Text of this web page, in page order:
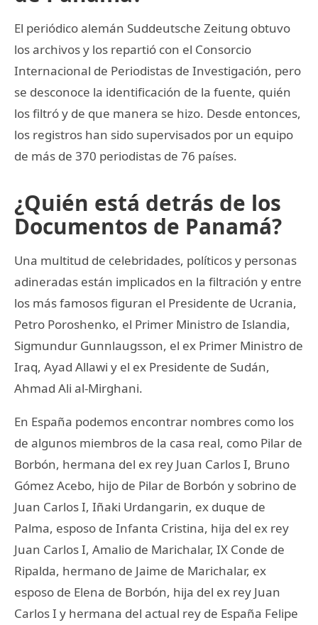
El periódico alemán Suddeutsche Zeitung obtuvo
los archivos y los repartió con el Consorcio
Internacional de Periodistas de Investigación, pero
se desconoce la identificación de la fuente, quién
los filtró y de que manera se hizo. Desde entonces,
los registros han sido supervisados por un equipo
de más de 370 periodistas de 76 países.
¿Quién está detrás de los
Documentos de Panamá?
Una multitud de celebridades, políticos y personas
adineradas están implicados en la filtración y entre
los más famosos figuran el Presidente de Ucrania,
Petro Poroshenko, el Primer Ministro de Islandia,
Sigmundur Gunnlaugsson, el ex Primer Ministro de
Iraq, Ayad Allawi y el ex Presidente de Sudán,
Ahmad Ali al-Mirghani.
En España podemos encontrar nombres como los
de algunos miembros de la casa real, como Pilar de
Borbón, hermana del ex rey Juan Carlos I, Bruno
Gómez Acebo, hijo de Pilar de Borbón y sobrino de
Juan Carlos I, Iñaki Urdangarin, ex duque de
Palma, esposo de Infanta Cristina, hija del ex rey
Juan Carlos I, Amalio de Marichalar, IX Conde de
Ripalda, hermano de Jaime de Marichalar, ex
esposo de Elena de Borbón, hija del ex rey Juan
Carlos I y hermana del actual rey de España Felipe